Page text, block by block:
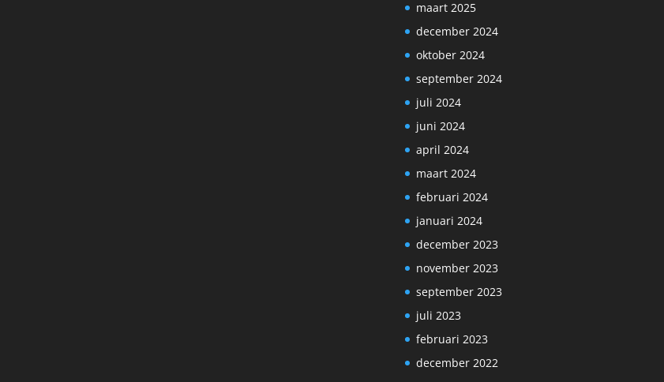
maart 2025
december 2024
oktober 2024
september 2024
juli 2024
juni 2024
april 2024
maart 2024
februari 2024
januari 2024
december 2023
november 2023
september 2023
juli 2023
februari 2023
december 2022